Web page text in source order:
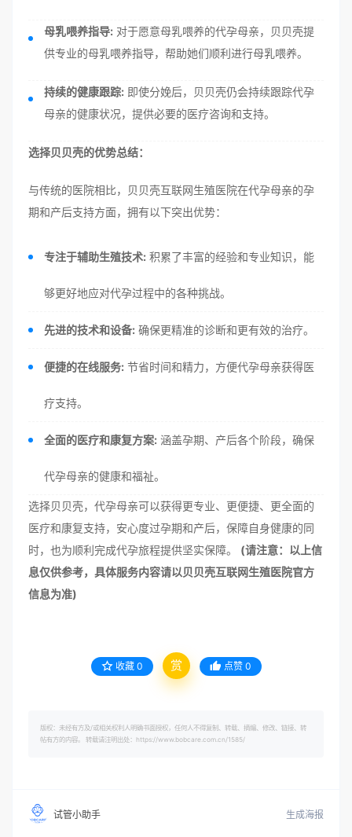
母乳喂养指导: 对于愿意母乳喂养的代孕母亲，贝贝壳提
供专业的母乳喂养指导，帮助她们顺利进行母乳喂养。
持续的健康跟踪: 即使分娩后，贝贝壳仍会持续跟踪代孕
母亲的健康状况，提供必要的医疗咨询和支持。
选择贝贝壳的优势总结：
与传统的医院相比，贝贝壳互联网生殖医院在代孕母亲的孕
期和产后支持方面，拥有以下突出优势：
专注于辅助生殖技术: 积累了丰富的经验和专业知识，能
够更好地应对代孕过程中的各种挑战。
先进的技术和设备: 确保更精准的诊断和更有效的治疗。
便捷的在线服务: 节省时间和精力，方便代孕母亲获得医
疗支持。
全面的医疗和康复方案: 涵盖孕期、产后各个阶段，确保
代孕母亲的健康和福祉。
选择贝贝壳，代孕母亲可以获得更专业、更便捷、更全面的
医疗和康复支持，安心度过孕期和产后，保障自身健康的同
时，也为顺利完成代孕旅程提供坚实保障。 (请注意：以上信
息仅供参考，具体服务内容请以贝贝壳互联网生殖医院官方
信息为准)
收藏 0 赏 点赞 0
版权：未经有方及/或相关权利人明确书面授权，任何人不得复制、转载、摘编、修改、链接、转
帖有方的内容。 转载请注明出处：https://www.bobcare.com.cn/1585/
试管小助手 生成海报